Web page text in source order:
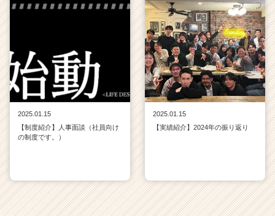
2025.01.15
【制度紹介】人事面談（社員向け
の制度です。）
2025.01.15
【実績紹介】2024年の振り返り